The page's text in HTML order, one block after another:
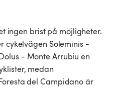
ingen brist på möjligheter.
cykelvägen Soleminis -
- Monte Arrubiu en
medan
del Campidano är